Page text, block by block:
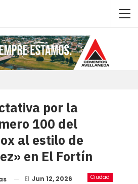
por la
100 del
al estilo de
en El Fortín
Ciudad
El Jun 12, 2026